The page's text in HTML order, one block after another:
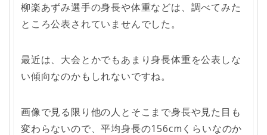
柳楽あずみ選手の身長や体重などは、調べてみた
ところ公表されていませんでした。
最近は、大会とかでもあまり身長体重を公表しな
い傾向なのかもしれないですね。
画像で見る限り他の人とそこまで身長や見た目も
変わらないので、平均身長の156cmくらいなのか